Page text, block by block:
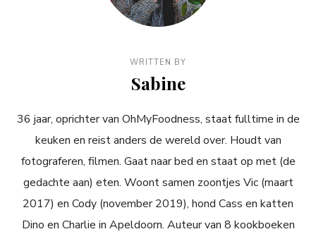
WRITTEN BY
Sabine
36 jaar, oprichter van OhMyFoodness, staat fulltime in de
keuken en reist anders de wereld over. Houdt van
fotograferen, filmen. Gaat naar bed en staat op met (de
gedachte aan) eten. Woont samen zoontjes Vic (maart
2017) en Cody (november 2019), hond Cass en katten
Dino en Charlie in Apeldoorn. Auteur van 8 kookboeken